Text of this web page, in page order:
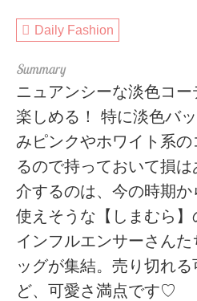
Daily Fashion
ニュアンシーな淡色コ
楽しめる！ 特に淡色バ
みピンクやホワイト系
るので持っておいて損
介するのは、今の時期か
使えそうな【しまむら】
インフルエンサーさん
ッグが集結。売り切れ
ど、可愛さ満点です♡